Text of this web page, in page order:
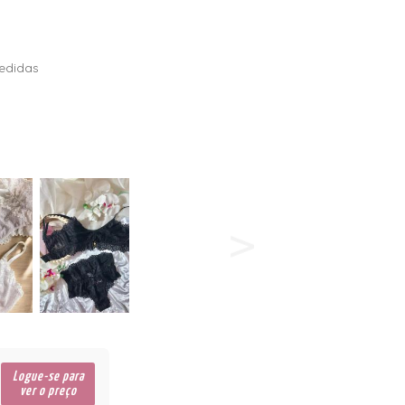
Logue-se para
ver o preço